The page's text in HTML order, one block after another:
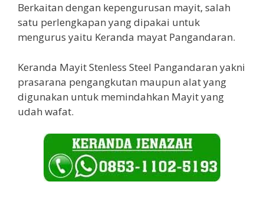
Berkaitan dengan kepengurusan mayit, salah
satu perlengkapan yang dipakai untuk
mengurus yaitu Keranda mayat Pangandaran.
Keranda Mayit Stenless Steel Pangandaran yakni
prasarana pengangkutan maupun alat yang
digunakan untuk memindahkan Mayit yang
udah wafat.